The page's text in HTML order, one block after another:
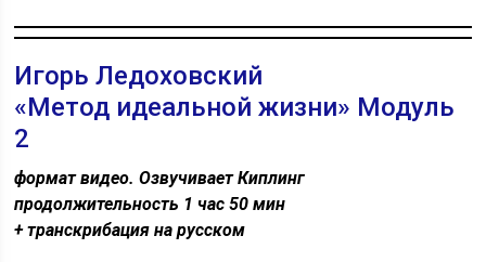
Игорь Ледоховский
«Метод идеальной жизни» Модуль
2
формат видео. Озвучивает Киплинг
продолжительность 1 час 50 мин
+ транскрибация на русском